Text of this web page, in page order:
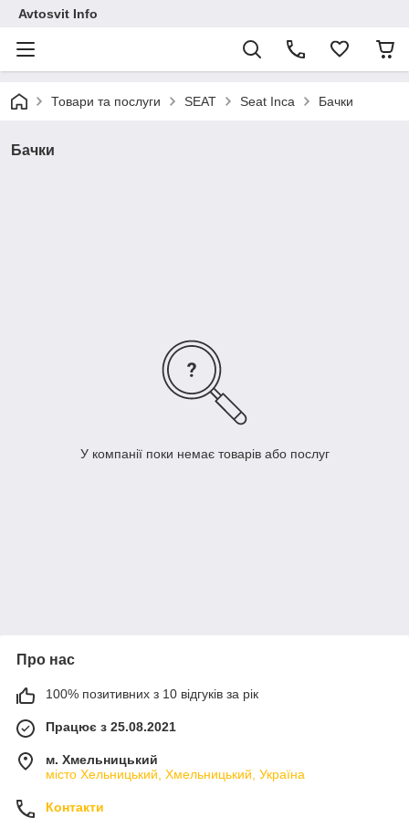
Avtosvit Info
Товари та послуги SEAT Seat Inca Бачки
Бачки
У компанії поки немає товарів або послуг
Про нас
100% позитивних з 10 відгуків за рік
Працює з 25.08.2021
м. Хмельницький
місто Хельницький, Хмельницький, Україна
Контакти